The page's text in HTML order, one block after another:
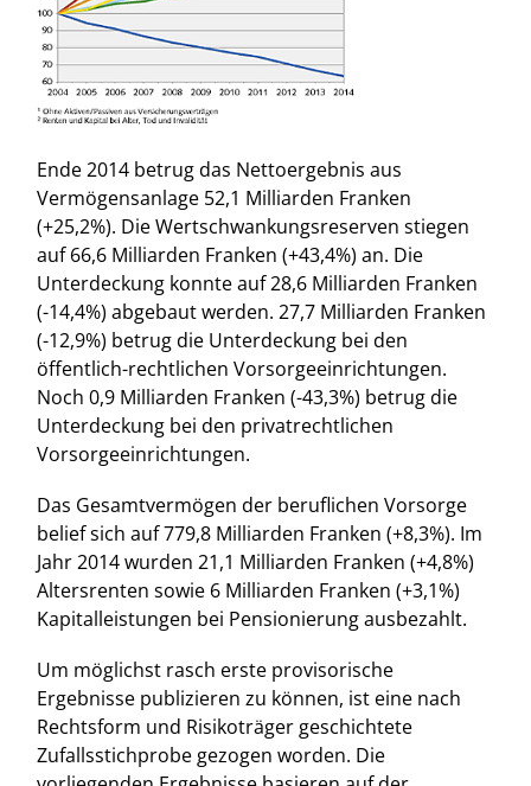
Ende 2014 betrug das Nettoergebnis aus
Vermögensanlage 52,1 Milliarden Franken
(+25,2%). Die Wertschwankungsreserven stiegen
auf 66,6 Milliarden Franken (+43,4%) an. Die
Unterdeckung konnte auf 28,6 Milliarden Franken
(-14,4%) abgebaut werden. 27,7 Milliarden Franken
(-12,9%) betrug die Unterdeckung bei den
öffentlich-rechtlichen Vorsorgeeinrichtungen.
Noch 0,9 Milliarden Franken (-43,3%) betrug die
Unterdeckung bei den privatrechtlichen
Vorsorgeeinrichtungen.
Das Gesamtvermögen der beruflichen Vorsorge
belief sich auf 779,8 Milliarden Franken (+8,3%). Im
Jahr 2014 wurden 21,1 Milliarden Franken (+4,8%)
Altersrenten sowie 6 Milliarden Franken (+3,1%)
Kapitalleistungen bei Pensionierung ausbezahlt.
Um möglichst rasch erste provisorische
Ergebnisse publizieren zu können, ist eine nach
Rechtsform und Risikoträger geschichtete
Zufallsstichprobe gezogen worden. Die